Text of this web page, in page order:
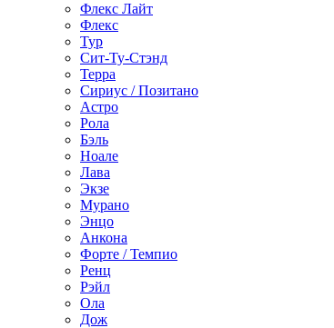
Флекс Лайт
Флекс
Тур
Сит-Ту-Стэнд
Терра
Сириус / Позитано
Астро
Рола
Бэль
Ноале
Лава
Экзе
Мурано
Энцо
Анкона
Форте / Темпио
Ренц
Рэйл
Ола
Дож